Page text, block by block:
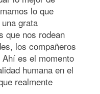
lo que
grata
que nos rodean
los compañeros
es el momento
humana en el
realmente